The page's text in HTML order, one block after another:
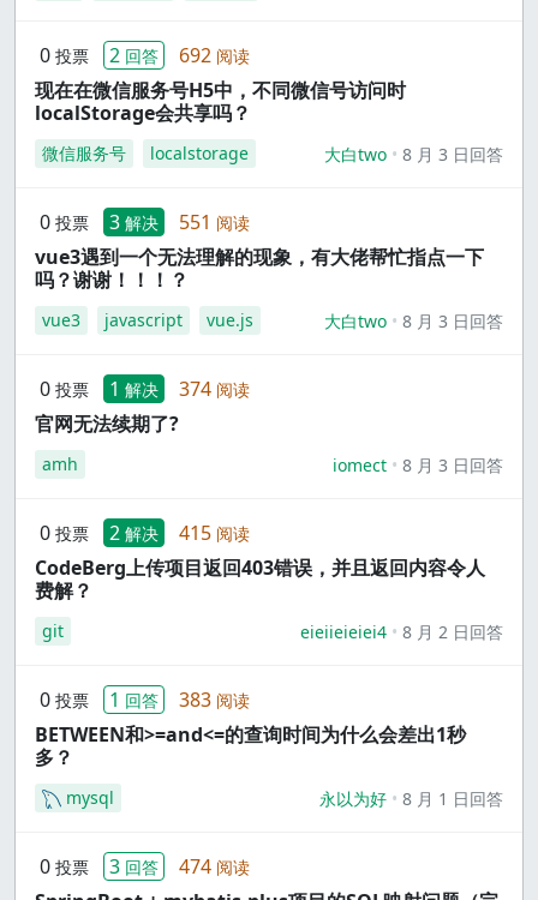
0 投票 2 回答 692 阅读
现在在微信服务号H5中，不同微信号访问时
localStorage会共享吗？
微信服务号 localstorage 大白two 8 月 3 日回答
0 投票 3 解决 551 阅读
vue3遇到一个无法理解的现象，有大佬帮忙指点一下
吗？谢谢！！！？
vue3 javascript vue.js 大白two 8 月 3 日回答
0 投票 1 解决 374 阅读
官网无法续期了?
amh iomect 8 月 3 日回答
0 投票 2 解决 415 阅读
CodeBerg上传项目返回403错误，并且返回内容令人
费解？
git eieiieieiei4 8 月 2 日回答
0 投票 1 回答 383 阅读
BETWEEN和>=and<=的查询时间为什么会差出1秒
多？
mysql 永以为好 8 月 1 日回答
0 投票 3 回答 474 阅读